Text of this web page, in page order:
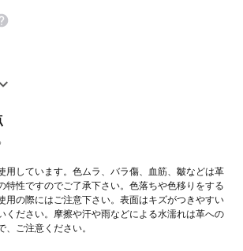
型 ねこ型 猫グッズ ネコグッズ キャットモ
可愛い かわいい 革所 かわどころ
ねこ 黒猫 はちわれ
用しています。色ムラ、バラ傷、血筋、皺などは革
特性ですのでご了承下さい。色落ちや色移りをする
用の際にはご注意下さい。表面はキズがつきやすい
ください。摩擦や汗や雨などによる水濡れは革への